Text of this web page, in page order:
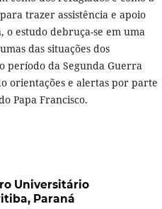
trazer assistência e apoio
o estudo debruça-se em uma
das situações dos
período da Segunda Guerra
orientações e alertas por parte
Papa Francisco.
Universitário
Paraná